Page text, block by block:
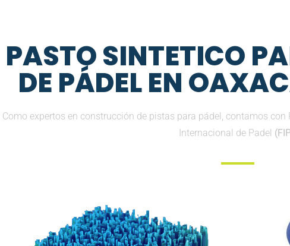
PASTO SINTETICO
DE PÁDEL EN
Como expertos en construcción de pistas para pádel, contamos
Internacional de Padel